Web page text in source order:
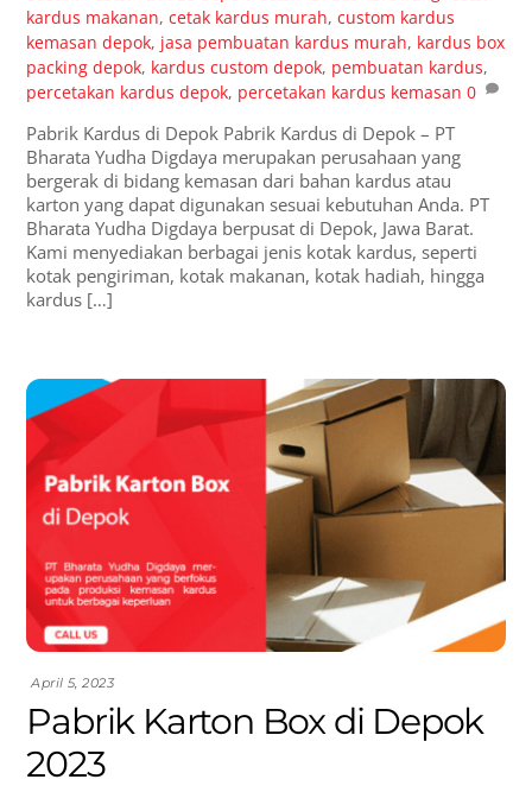
kardus makanan,cetak kardus murah,custom kardus
kemasan depok, jasa pembuatan kardus murah, kardus box
packing depok, kardus custom depok, pembuatan kardus,
percetakan kardus depok, percetakan kardus kemasan 0
Pabrik Kardus di Depok Pabrik Kardus di Depok – PT
Bharata Yudha Digdaya merupakan perusahaan yang
bergerak di bidang kemasan dari bahan kardus atau
karton yang dapat digunakan sesuai kebutuhan Anda. PT
Bharata Yudha Digdaya berpusat di Depok, Jawa Barat.
Kami menyediakan berbagai jenis kotak kardus, seperti
kotak pengiriman, kotak makanan, kotak hadiah, hingga
kardus […]
April 5, 2023
Pabrik Karton Box di Depok
2023